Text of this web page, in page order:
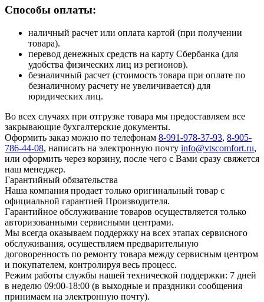
Способы оплаты:
наличный расчет или оплата картой (при получении
товара).
перевод денежных средств на карту Сбербанка (для
удобства физических лиц из регионов).
безналичный расчет (стоимость товара при оплате по
безналичному расчету не увеличивается) для
юридических лиц.
Во всех случаях при отгрузке товара мы предоставляем все
закрывающие бухгалтерские документы.
Оформить заказ можно по телефонам 8-991-978-37-93, 8-905-
786-44-08, написать на электронную почту info@vtscomfort.ru,
или оформить через корзину, после чего с Вами сразу свяжется
наш менеджер.
Гарантийный обязательства
Наша компания продает только оригинальный товар с
официальной гарантией Производителя.
Гарантийное обслуживание товаров осуществляется только
авторизованными сервисными центрами.
Мы всегда оказываем поддержку на всех этапах сервисного
обслуживания, осуществляем предварительную
договоренность по ремонту товара между сервисным центром
и покупателем, контролируя весь процесс.
Режим работы службы нашей технической поддержки: 7 дней
в неделю 09:00-18:00 (в выходные и праздники сообщения
принимаем на электронную почту).